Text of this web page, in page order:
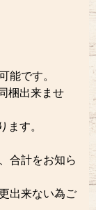
能です。
梱出来ませ
す。
合計をお知ら
出来ない為ご